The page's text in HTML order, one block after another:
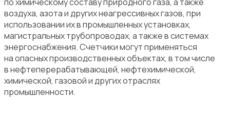
воздуха, азота и других неагрессивных газов, при
использовании их в промышленных установках,
магистральных трубопроводах, а также в системах
энергоснабжения. Счетчики могут применяться
на опасных производственных объектах, в том числе
в нефтеперерабатывающей, нефтехимической,
химической, газовой и других отраслях
промышленности.